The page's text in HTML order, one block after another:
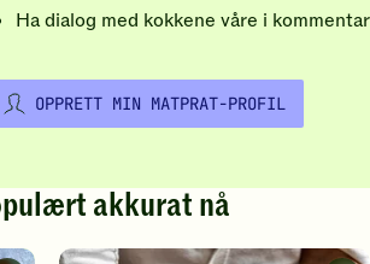
Ha dialog med kokkene våre i
OPPRETT MIN MATPRAT-PROFIL
akkurat nå